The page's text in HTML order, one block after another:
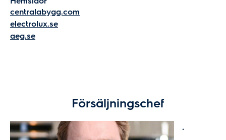
centralabygg.com
electrolux.se
aeg.se
Försäljningschef
.